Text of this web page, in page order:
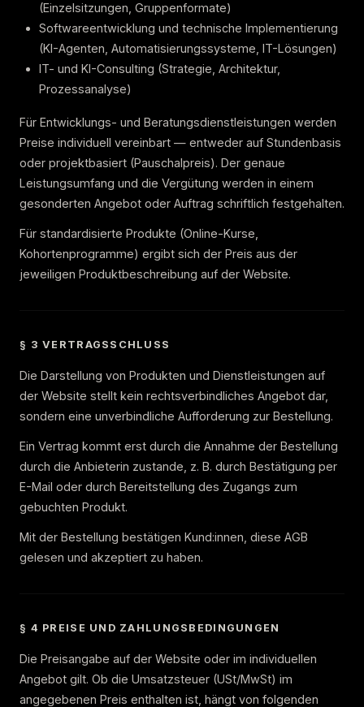
(Einzelsitzungen, Gruppenformate)
Softwareentwicklung und technische Implementierung
(KI-Agenten, Automatisierungssysteme, IT-Lösungen)
IT- und KI-Consulting (Strategie, Architektur,
Prozessanalyse)
Für Entwicklungs- und Beratungsdienstleistungen werden
Preise individuell vereinbart — entweder auf Stundenbasis
oder projektbasiert (Pauschalpreis). Der genaue
Leistungsumfang und die Vergütung werden in einem
gesonderten Angebot oder Auftrag schriftlich festgehalten.
Für standardisierte Produkte (Online-Kurse,
Kohortenprogramme) ergibt sich der Preis aus der
jeweiligen Produktbeschreibung auf der Website.
§ 3 VERTRAGSSCHLUSS
Die Darstellung von Produkten und Dienstleistungen auf
der Website stellt kein rechtsverbindliches Angebot dar,
sondern eine unverbindliche Aufforderung zur Bestellung.
Ein Vertrag kommt erst durch die Annahme der Bestellung
durch die Anbieterin zustande, z. B. durch Bestätigung per
E-Mail oder durch Bereitstellung des Zugangs zum
gebuchten Produkt.
Mit der Bestellung bestätigen Kund:innen, diese AGB
gelesen und akzeptiert zu haben.
§ 4 PREISE UND ZAHLUNGSBEDINGUNGEN
Die Preisangabe auf der Website oder im individuellen
Angebot gilt. Ob die Umsatzsteuer (USt/MwSt) im
angegebenen Preis enthalten ist, hängt von folgenden